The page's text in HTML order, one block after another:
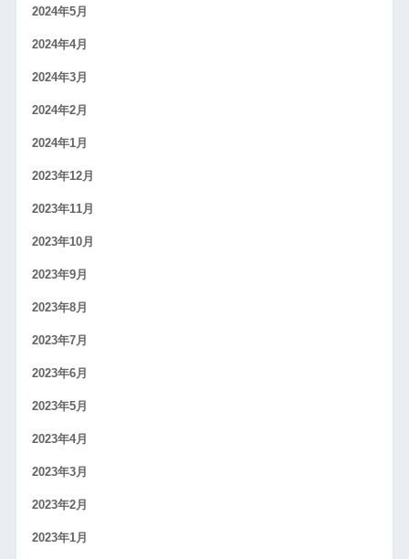
2024年5月
2024年4月
2024年3月
2024年2月
2024年1月
2023年12月
2023年11月
2023年10月
2023年9月
2023年8月
2023年7月
2023年6月
2023年5月
2023年4月
2023年3月
2023年2月
2023年1月